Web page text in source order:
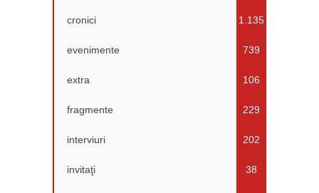
cronici 1.135
evenimente 739
extra 106
fragmente 229
interviuri 202
invitaţi 38